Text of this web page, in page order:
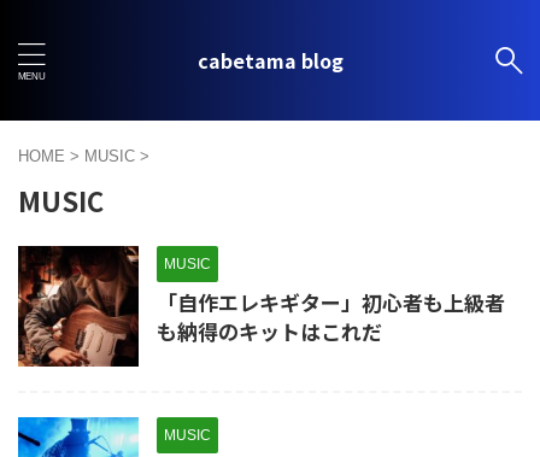
cabetama blog
HOME > MUSIC >
MUSIC
MUSIC
「自作エレキギター」初心者も上級者
も納得のキットはこれだ
MUSIC